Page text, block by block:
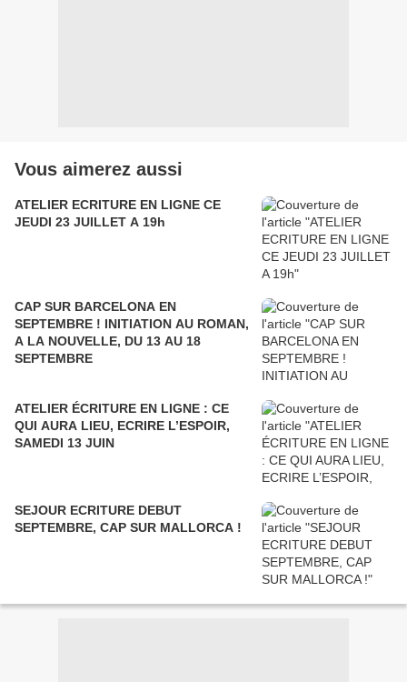
Vous aimerez aussi
ATELIER ECRITURE EN LIGNE CE
JEUDI 23 JUILLET A 19h
CAP SUR BARCELONA EN
SEPTEMBRE ! INITIATION AU ROMAN,
A LA NOUVELLE, DU 13 AU 18
SEPTEMBRE
ATELIER ÉCRITURE EN LIGNE : CE
QUI AURA LIEU, ECRIRE L’ESPOIR,
SAMEDI 13 JUIN
SEJOUR ECRITURE DEBUT
SEPTEMBRE, CAP SUR MALLORCA !